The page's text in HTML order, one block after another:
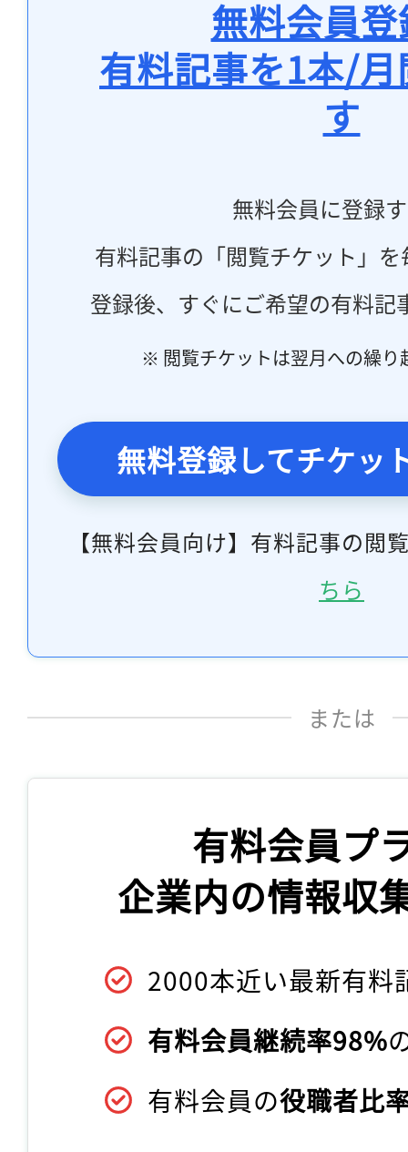
無料会員
有料記事を1本/
す
無料会員に登録
有料記事の「閲覧チケット」
登録後、すぐにご希望の有料記
※ 閲覧チケットは翌月への繰り
無料登録してチケッ
【無料会員向け】有料記事の閲
ちら
または
有料会員プ
企業内の情報収
2000本近い最新有料
有料会員継続率98%
有料会員の役職者比